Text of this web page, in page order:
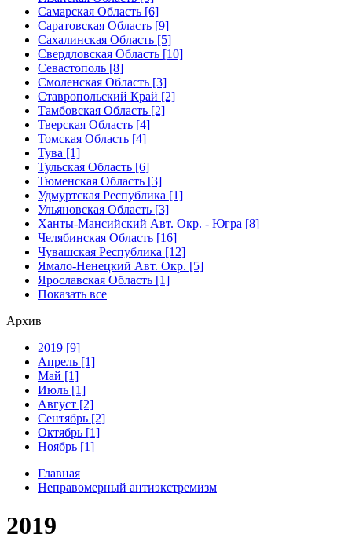
Самарская Область [6]
Саратовская Область [9]
Сахалинская Область [5]
Свердловская Область [10]
Севастополь [8]
Смоленская Область [3]
Ставропольский Край [2]
Тамбовская Область [2]
Тверская Область [4]
Томская Область [4]
Тува [1]
Тульская Область [6]
Тюменская Область [3]
Удмуртская Республика [1]
Ульяновская Область [3]
Ханты-Мансийский Авт. Окр. - Югра [8]
Челябинская Область [16]
Чувашская Республика [12]
Ямало-Ненецкий Авт. Окр. [5]
Ярославская Область [1]
Показать все
Архив
2019 [9]
Апрель [1]
Май [1]
Июль [1]
Август [2]
Сентябрь [2]
Октябрь [1]
Ноябрь [1]
Главная
Неправомерный антиэкстремизм
2019